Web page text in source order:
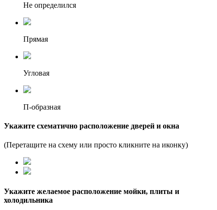
Не определился
Прямая
Угловая
П-образная
Укажите схематично расположение дверей и окна
(Перетащите на схему или просто кликните на иконку)
Укажите желаемое расположение мойки, плиты и
холодильника